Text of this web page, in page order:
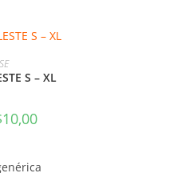
S – XL
10,00